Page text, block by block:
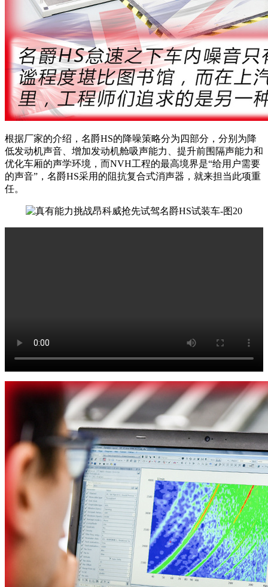
根据厂家的介绍，名爵HS的降噪策略分为四部分，分别为降
低发动机声音、增加发动机舱吸声能力、提升前围隔声能力和
优化车厢的声学环境，而NVH工程的最高境界是“给用户需要
的声音”，名爵HS采用的阻抗复合式消声器，就来担当此项重
任。